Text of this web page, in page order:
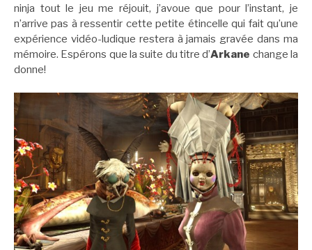
ninja tout le jeu me réjouit, j’avoue que pour l’instant, je
n’arrive pas à ressentir cette petite étincelle qui fait qu’une
expérience vidéo-ludique restera à jamais gravée dans ma
mémoire. Espérons que la suite du titre d’Arkane change la
donne!